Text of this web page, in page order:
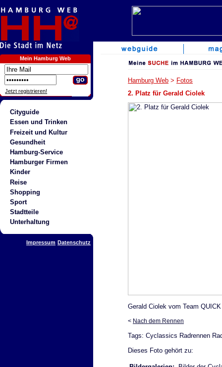
Mein Hamburg Web
Jetzt registrieren!
Cityguide
Essen und Trinken
Freizeit und Kultur
Gesundheit
Hamburg-Service
Hamburger Firmen
Kinder
Reise
Shopping
Sport
Stadtteile
Unterhaltung
Impressum Datenschutz
Hamburg Web > Fotos
2. Platz für Gerald Ciolek
Gerald Ciolek vom Team
< Nach dem Rennen
Tags: Cyclassics Radrennen
Dieses Foto gehört zu: